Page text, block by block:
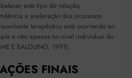
este tipo de relação,
a aceleração dos processos
terapêutico está ocorrendo ao
e não apenas no nível individual do
E BALDUINO, 1991).
FINAIS